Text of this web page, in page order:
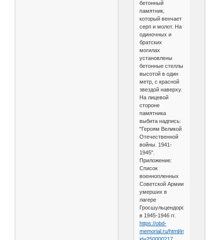
бетонный
памятник,
который венчает
серп и молот. На
одиночных и
братских
могилах
установлены
бетонные стеллы
высотой в один
метр, с красной
звездой наверху.
На лицевой
стороне
памятника
выбита надпись:
"Героям Великой
Отечественной
войны. 1941-
1945".
Приложение:
Список
военнопленных
Советской Армии
умерших в
лагере
Гросшульцендорф
в 1945-1946 гг.
https://obd-
memorial.ru/html/info.htm?